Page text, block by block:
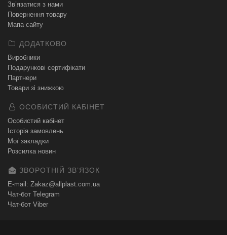
Зв’язатися з нами
Повернення товару
Мапа сайту
ДОДАТКОВО
Виробники
Подарункові сертифікати
Партнери
Товари зі знижкою
ОСОБИСТИЙ КАБІНЕТ
Особистий кабінет
Історія замовлень
Мої закладки
Розсилка новин
ЗВОРОТНІЙ ЗВʼЯЗОК
E-mail: Zakaz@allplast.com.ua
Чат-бот Telegram
Чат-бот Viber